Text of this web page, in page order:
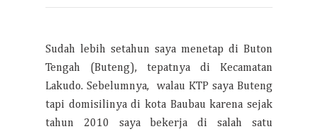
Sudah lebih setahun saya menetap di Buton
Tengah (Buteng), tepatnya di Kecamatan
Lakudo. Sebelumnya, walau KTP saya Buteng
tapi domisilinya di kota Baubau karena sejak
tahun 2010 saya bekerja di salah satu